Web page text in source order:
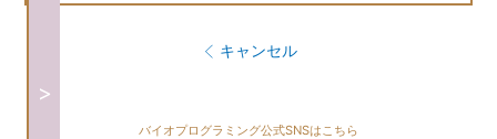
>
キャンセル
バイオプログラミング公式SNSはこちら